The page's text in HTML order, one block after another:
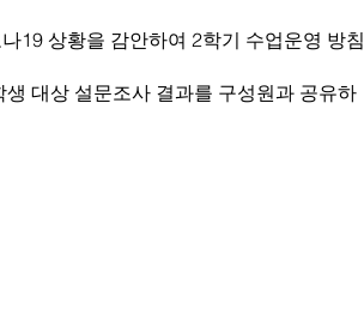
19 상황을 감안하여 2학기 수업운영 방침
대상 설문조사 결과를 구성원과 공유하